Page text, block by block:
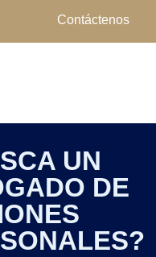
Contáctenos
UN
DE